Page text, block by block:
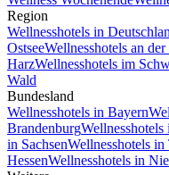
Region
Wellnesshotels in
OstseeWellnesshotels an
HarzWellnesshotels im
Wald
Bundesland
Wellnesshotels in Bayern
Brandenburg
in SachsenWellnesshotels
HessenWellnesshotels in